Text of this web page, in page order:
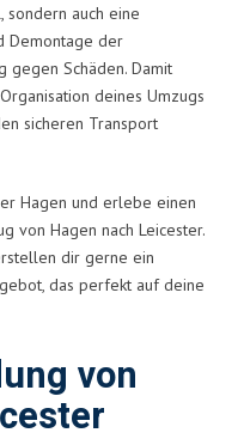
auch eine
Demontage der
gegen Schäden. Damit
deines Umzugs
sicheren Transport
Hagen und erlebe einen
von Hagen nach Leicester.
dir gerne ein
das perfekt auf deine
von